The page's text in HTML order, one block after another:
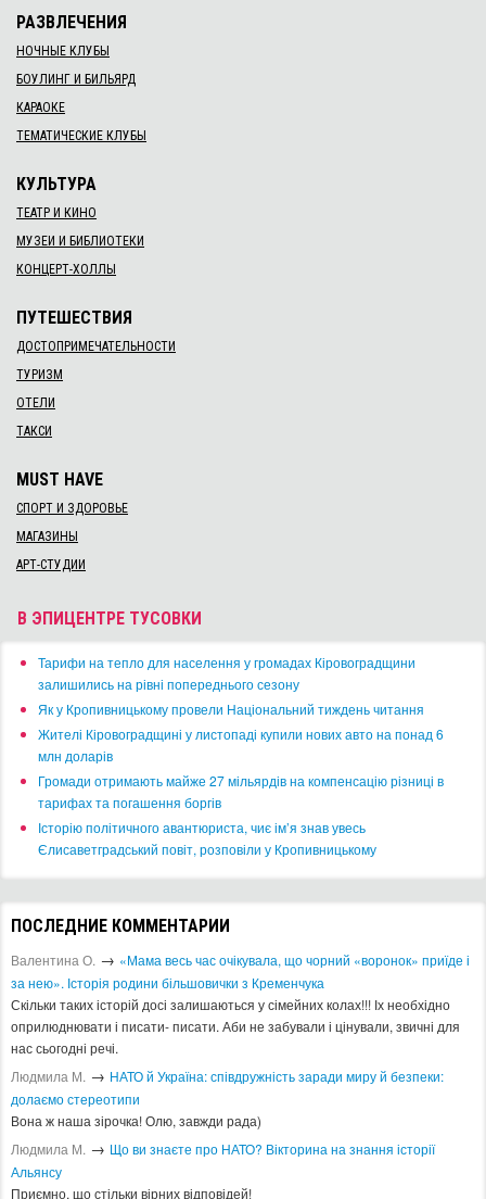
РАЗВЛЕЧЕНИЯ
НОЧНЫЕ КЛУБЫ
БОУЛИНГ И БИЛЬЯРД
КАРАОКЕ
ТЕМАТИЧЕСКИЕ КЛУБЫ
КУЛЬТУРА
ТЕАТР И КИНО
МУЗЕИ И БИБЛИОТЕКИ
КОНЦЕРТ-ХОЛЛЫ
ПУТЕШЕСТВИЯ
ДОСТОПРИМЕЧАТЕЛЬНОСТИ
ТУРИЗМ
ОТЕЛИ
ТАКСИ
MUST HAVE
СПОРТ И ЗДОРОВЬЕ
МАГАЗИНЫ
АРТ-СТУДИИ
В ЭПИЦЕНТРЕ ТУСОВКИ
​Тарифи на тепло для населення у громадах Кіровоградщини
залишились на рівні попереднього сезону
​Як у Кропивницькому провели Національний тиждень читання
​Жителі Кіровоградщині у листопаді купили нових авто на понад 6
млн доларів
​Громади отримають майже 27 мільярдів на компенсацію різниці в
тарифах та погашення боргів
Історію політичного авантюриста, чиє ім’я знав увесь
Єлисаветградський повіт, розповіли у Кропивницькому
ПОСЛЕДНИЕ КОММЕНТАРИИ
Валентина О. → «Мама весь час очікувала, що чорний «воронок» приїде і
за нею». Історія родини більшовички з Кременчука
Скільки таких історій досі залишаються у сімейних колах!!! Іх необхідно
оприлюднювати і писати- писати. Аби не забували і цінували, звичні для
нас сьогодні речі.
Людмила М. → ​НАТО й Україна: співдружність заради миру й безпеки:
долаємо стереотипи
Вона ж наша зірочка! Олю, завжди рада)
Людмила М. → Що ви знаєте про НАТО? Вікторина на знання історії
Альянсу ​
Приємно, що стільки вірних відповідей!